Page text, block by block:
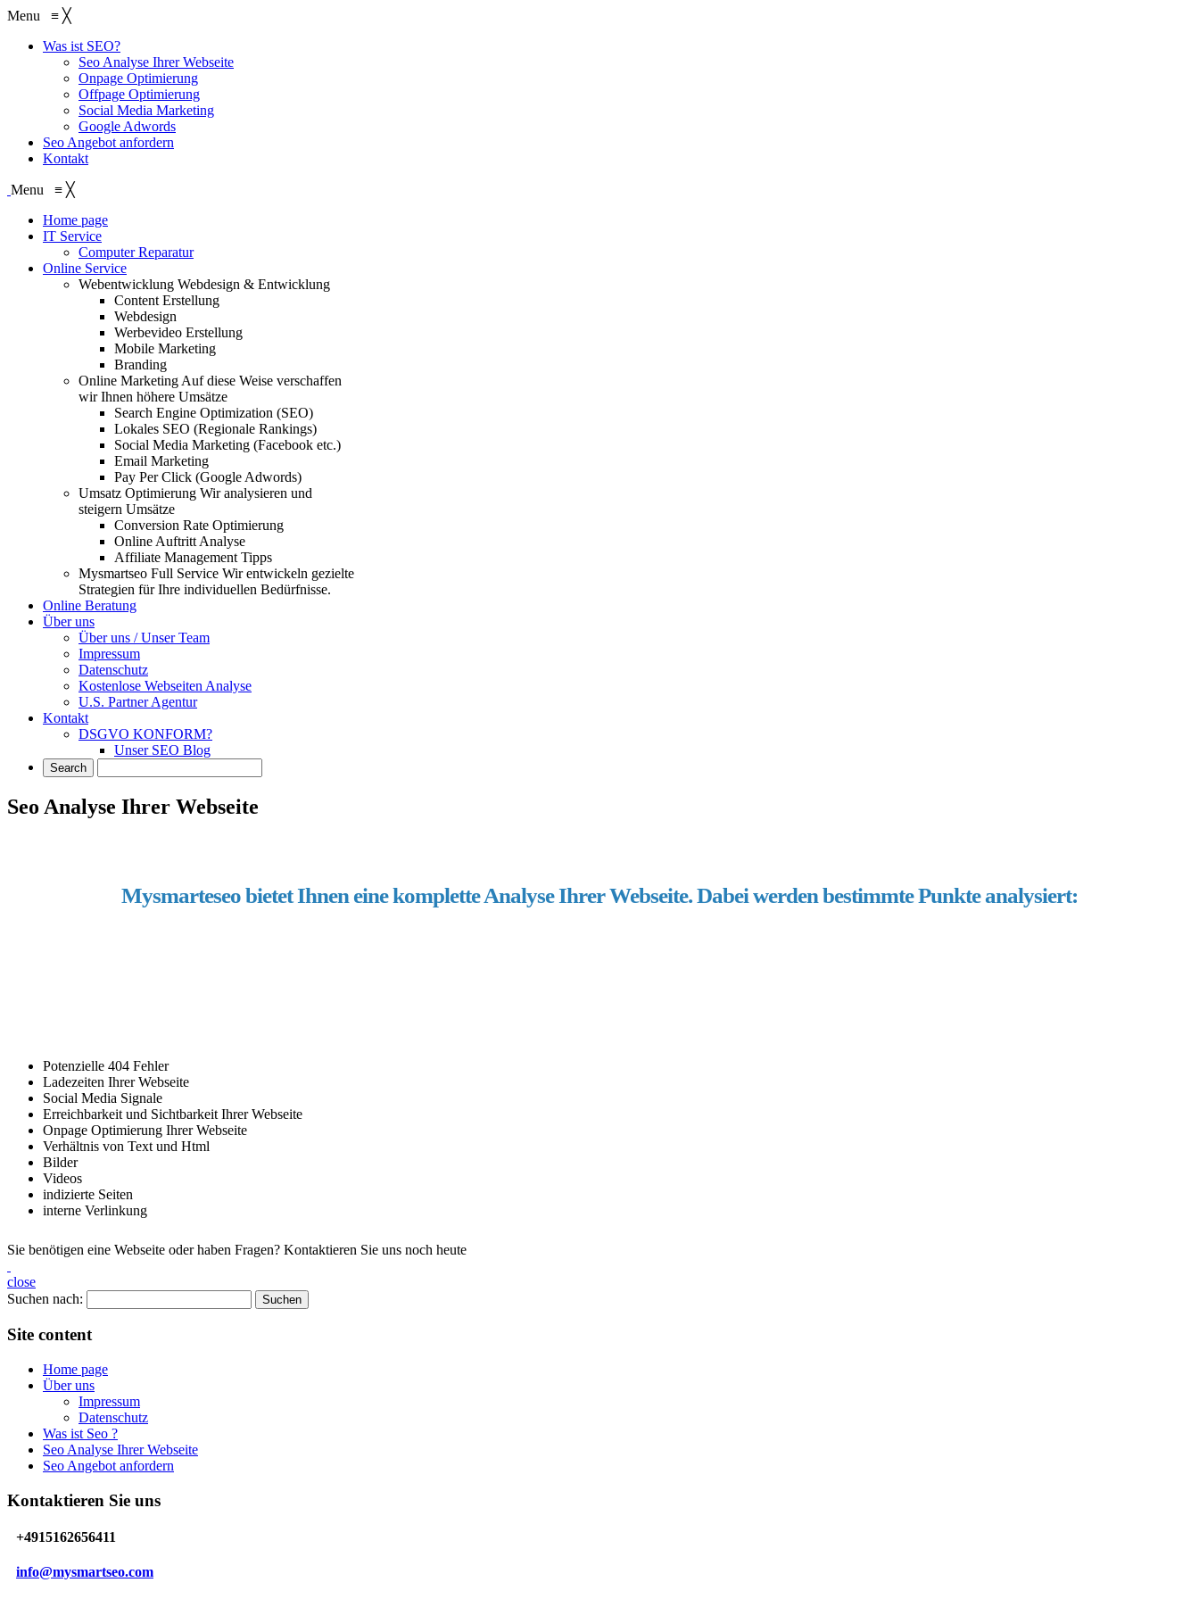
Menu ≡ ╳
Was ist SEO?
Seo Analyse Ihrer Webseite
Onpage Optimierung
Offpage Optimierung
Social Media Marketing
Google Adwords
Seo Angebot anfordern
Kontakt
Menu ≡ ╳
Home page
IT Service
Computer Reparatur
Online Service
Webentwicklung Webdesign & Entwicklung
Content Erstellung
Webdesign
Werbevideo Erstellung
Mobile Marketing
Branding
Online Marketing Auf diese Weise verschaffen
wir Ihnen höhere Umsätze
Search Engine Optimization (SEO)
Lokales SEO (Regionale Rankings)
Social Media Marketing (Facebook etc.)
Email Marketing
Pay Per Click (Google Adwords)
Umsatz Optimierung Wir analysieren und
steigern Umsätze
Conversion Rate Optimierung
Online Auftritt Analyse
Affiliate Management Tipps
Mysmartseo Full Service Wir entwickeln gezielte
Strategien für Ihre individuellen Bedürfnisse.
Online Beratung
Über uns
Über uns / Unser Team
Impressum
Datenschutz
Kostenlose Webseiten Analyse
U.S. Partner Agentur
Kontakt
DSGVO KONFORM?
Unser SEO Blog
Seo Analyse Ihrer Webseite
Mysmarteseo bietet Ihnen eine komplette Analyse Ihrer Webseite. Dabei werden bestimmte Punkte analysiert:
Potenzielle 404 Fehler
Ladezeiten Ihrer Webseite
Social Media Signale
Erreichbarkeit und Sichtbarkeit Ihrer Webseite
Onpage Optimierung Ihrer Webseite
Verhältnis von Text und Html
Bilder
Videos
indizierte Seiten
interne Verlinkung
Sie benötigen eine Webseite oder haben Fragen? Kontaktieren Sie uns noch heute
close
Suchen nach:
Site content
Home page
Über uns
Impressum
Datenschutz
Was ist Seo ?
Seo Analyse Ihrer Webseite
Seo Angebot anfordern
Kontaktieren Sie uns
+4915162656411
info@mysmartseo.com